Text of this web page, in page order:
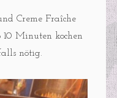
Creme Fraîche
Minuten kochen
nötig.